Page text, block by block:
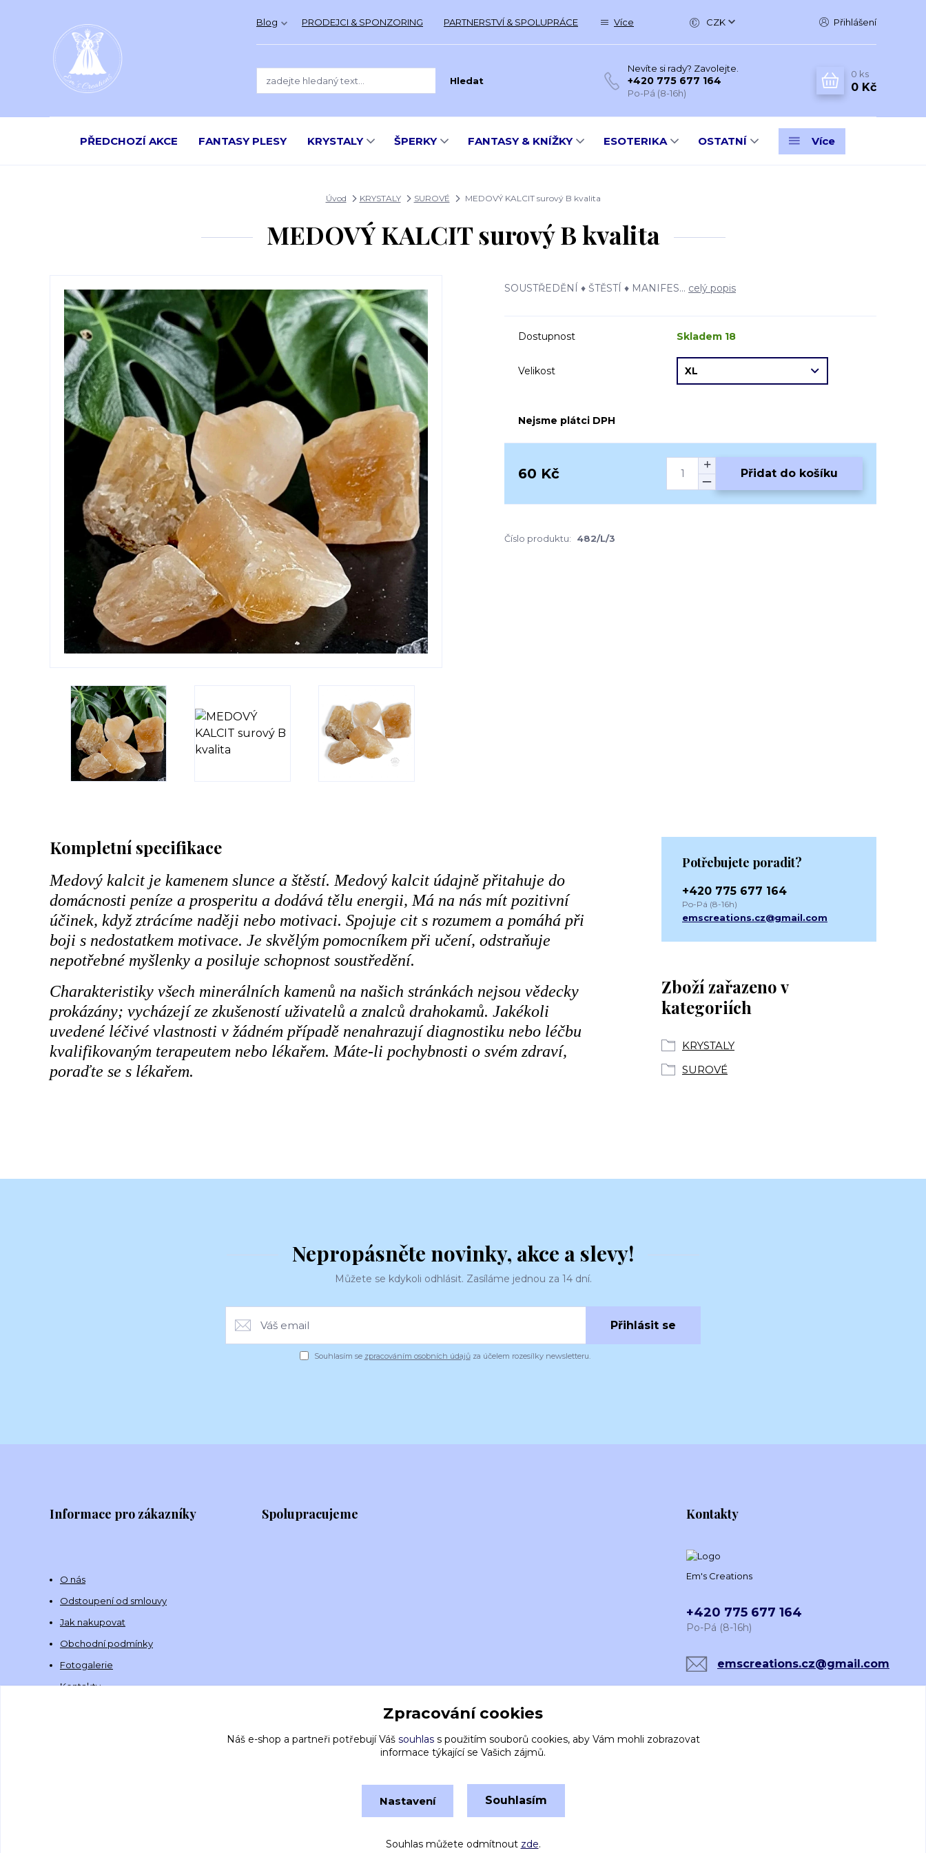
Blog PRODEJCI & SPONZORING PARTNERSTVÍ & SPOLUPRÁCE Více CZK Přihlášení
Hledat
Nevíte si rady? Zavolejte.
+420 775 677 164
Po-Pá (8-16h)
0 ks
0 Kč
PŘEDCHOZÍ AKCE FANTASY PLESY KRYSTALY ŠPERKY FANTASY & KNÍŽKY ESOTERIKA OSTATNÍ Více
Úvod KRYSTALY SUROVÉ MEDOVÝ KALCIT surový B kvalita
MEDOVÝ KALCIT surový B kvalita
SOUSTŘEDĚNÍ ♦ ŠTĚSTÍ ♦ MANIFES... celý popis
Dostupnost Skladem 18
Velikost
Nejsme plátci DPH
60 Kč Přidat do košíku
Číslo produktu: 482/L/3
Kompletní specifikace
Medový kalcit je kamenem slunce a štěstí. Medový kalcit údajně přitahuje do
domácnosti peníze a prosperitu a dodává tělu energii, Má na nás mít pozitivní
účinek, když ztrácíme naději nebo motivaci. Spojuje cit s rozumem a pomáhá při
boji s nedostatkem motivace. Je skvělým pomocníkem při učení, odstraňuje
nepotřebné myšlenky a posiluje schopnost soustředění.
Charakteristiky všech minerálních kamenů na našich stránkách nejsou vědecky
prokázány; vycházejí ze zkušeností uživatelů a znalců drahokamů. Jakékoli
uvedené léčivé vlastnosti v žádném případě nenahrazují diagnostiku nebo léčbu
kvalifikovaným terapeutem nebo lékařem. Máte-li pochybnosti o svém zdraví,
poraďte se s lékařem.
Zboží zařazeno v
kategoriích
KRYSTALY
SUROVÉ
Potřebujete poradit?
+420 775 677 164
Po-Pá (8-16h)
emscreations.cz@gmail.com
Nepropásněte novinky, akce a slevy!
Můžete se kdykoli odhlásit. Zasíláme jednou za 14 dní.
Přihlásit se
Souhlasím se zpracováním osobních údajůza účelem rozesílky newsletteru.
Informace pro zákazníky
O nás
Odstoupení od smlouvy
Jak nakupovat
Obchodní podmínky
Fotogalerie
Kontakty
Spolupracujeme Kontakty
Em's Creations
+420 775 677 164
Po-Pá (8-16h)
emscreations.cz@gmail.com
Zpracování cookies
Náš e-shop a partneři potřebují Váš souhlass použitím souborů cookies, aby Vám mohli zobrazovat
informace týkající se Vašich zájmů.
Nastavení Souhlasím
Souhlas můžete odmítnout zde.